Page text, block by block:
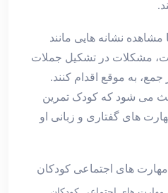
مشاهده نشانه‌ هایی مانند
مشکلات در تشکیل جملات
به موقع اقدام کنند.
می ‌شود که کودک تمرین
‌های گفتاری و زبانی او